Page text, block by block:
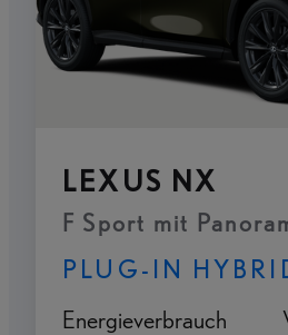
LEXUS NX
F Sport mit
PLUG-IN
Energieverbrauch